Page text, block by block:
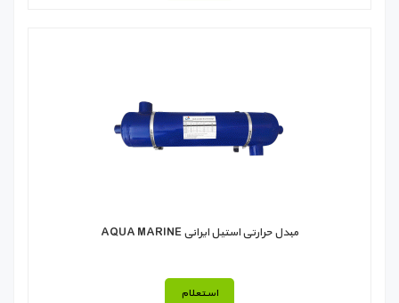
مبدل حرارتی استیل ایرانی AQUA MARINE
استعلام